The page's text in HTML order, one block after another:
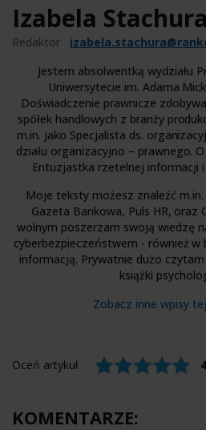
Izabela
Redaktor
Jestem absolwentką wydziału
Uniwersytecie im. Adama
Doświadczenie prawnicze
spółek handlowych z branży
m.in. jako Specjalista ds.
działu organizacyjno – prawnego.
Entuzjastka rzetelnej informacji i
Moje teksty możesz znaleźć
Gazeta Bankowa, Puls HR, oraz
wolnym poszerzam swoją wiedzę
cyberbezpieczeństwem - również w
informacją. Prywatnie dużo
książki
Zobacz inne wpisy
Oceń artykuł
KOMENTARZE: